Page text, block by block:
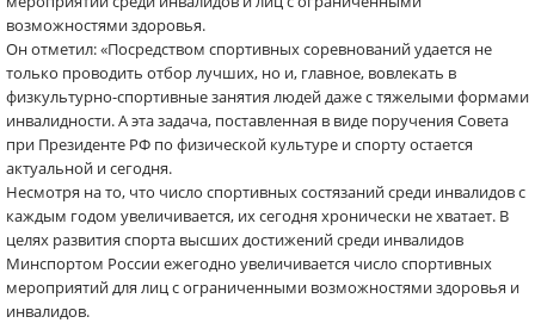
возможностями здоровья.
Он отметил: «Посредством спортивных соревнований удается не
только проводить отбор лучших, но и, главное, вовлекать в
физкультурно-спортивные занятия людей даже с тяжелыми формами
инвалидности. А эта задача, поставленная в виде поручения Совета
при Президенте РФ по физической культуре и спорту остается
актуальной и сегодня.
Несмотря на то, что число спортивных состязаний среди инвалидов с
каждым годом увеличивается, их сегодня хронически не хватает. В
целях развития спорта высших достижений среди инвалидов
Минспортом России ежегодно увеличивается число спортивных
мероприятий для лиц с ограниченными возможностями здоровья и
инвалидов.